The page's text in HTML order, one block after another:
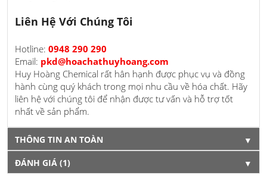
Liên Hệ Với Chúng Tôi
Hotline: 0948 290 290
Email: pkd@hoachathuyhoang.com
Huy Hoàng Chemical rất hân hạnh được phục vụ và đồng
hành cùng quý khách trong mọi nhu cầu về hóa chất. Hãy
liên hệ với chúng tôi để nhận được tư vấn và hỗ trợ tốt
nhất về sản phẩm.
THÔNG TIN AN TOÀN ▼
ĐÁNH GIÁ (1) ▼